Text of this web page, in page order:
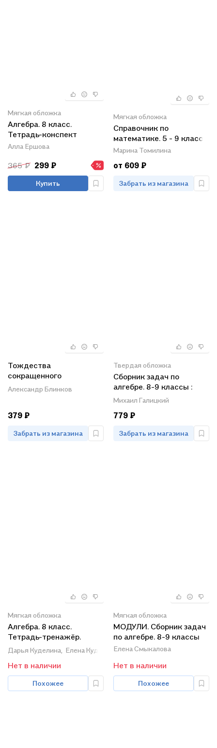
Мягкая обложка
Алгебра. 8 класс.
Тетрадь-конспект
Алла Ершова
365 ₽ 299 ₽
Купить
Мягкая обложка
Справочник по
математике. 5 - 9 классы
Марина Томилина
от 609 ₽
Забрать из магазина
Тождества
сокращенного
умножения
Александр Блинков
379 ₽
Забрать из магазина
Твердая обложка
Сборник задач по
алгебре. 8-9 классы :
учеб. пособие для
общеобразоват.
Михаил Галицкий
779 ₽
Забрать из магазина
Мягкая обложка
Алгебра. 8 класс.
Тетрадь-тренажёр.
Углублённый уровень
Дарья Куделина, Елена Куделина
Нет в наличии
Похожее
Мягкая обложка
МОДУЛИ. Сборник задач
по алгебре. 8-9 классы
Елена Смыкалова
Нет в наличии
Похожее